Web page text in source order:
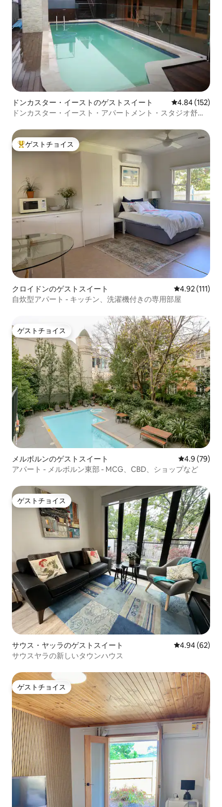
ドンカスター・イーストのゲストスイート レビュー152
4.84 (152)
ドンカスター・イースト・アパートメント・スタジオ舒适
大好評のゲストチョイスです。
ゲストチョイス
クロイドンのゲストスイート レビュー111
4.92 (111)
自炊型アパート - キッチン、洗濯機付きの専用部屋
ゲストチョイス
ゲストチョイス
メルボルンのゲストスイート レビュー79
4.9 (79)
アパート - メルボルン東部 - MCG、CBD、ショップなど
ゲストチョイス
ゲストチョイス
サウス・ヤッラのゲストスイート レビュー62
4.94 (62)
サウスヤラの新しいタウンハウス
ゲストチョイス
ゲストチョイス